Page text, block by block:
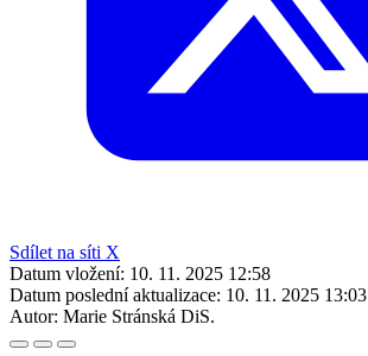
Sdílet na síti X
Datum vložení: 10. 11. 2025 12:58
Datum poslední aktualizace: 10. 11. 2025 13:03
Autor: Marie Stránská DiS.